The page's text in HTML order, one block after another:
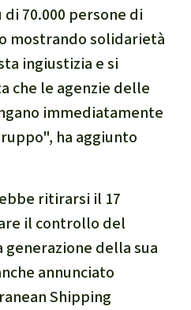
70.000 persone di
mostrando solidarietà
ingiustizia e si
che le agenzie delle
immediatamente
ha aggiunto
ritirarsi il 17
il controllo del
della sua
annunciato
Shipping